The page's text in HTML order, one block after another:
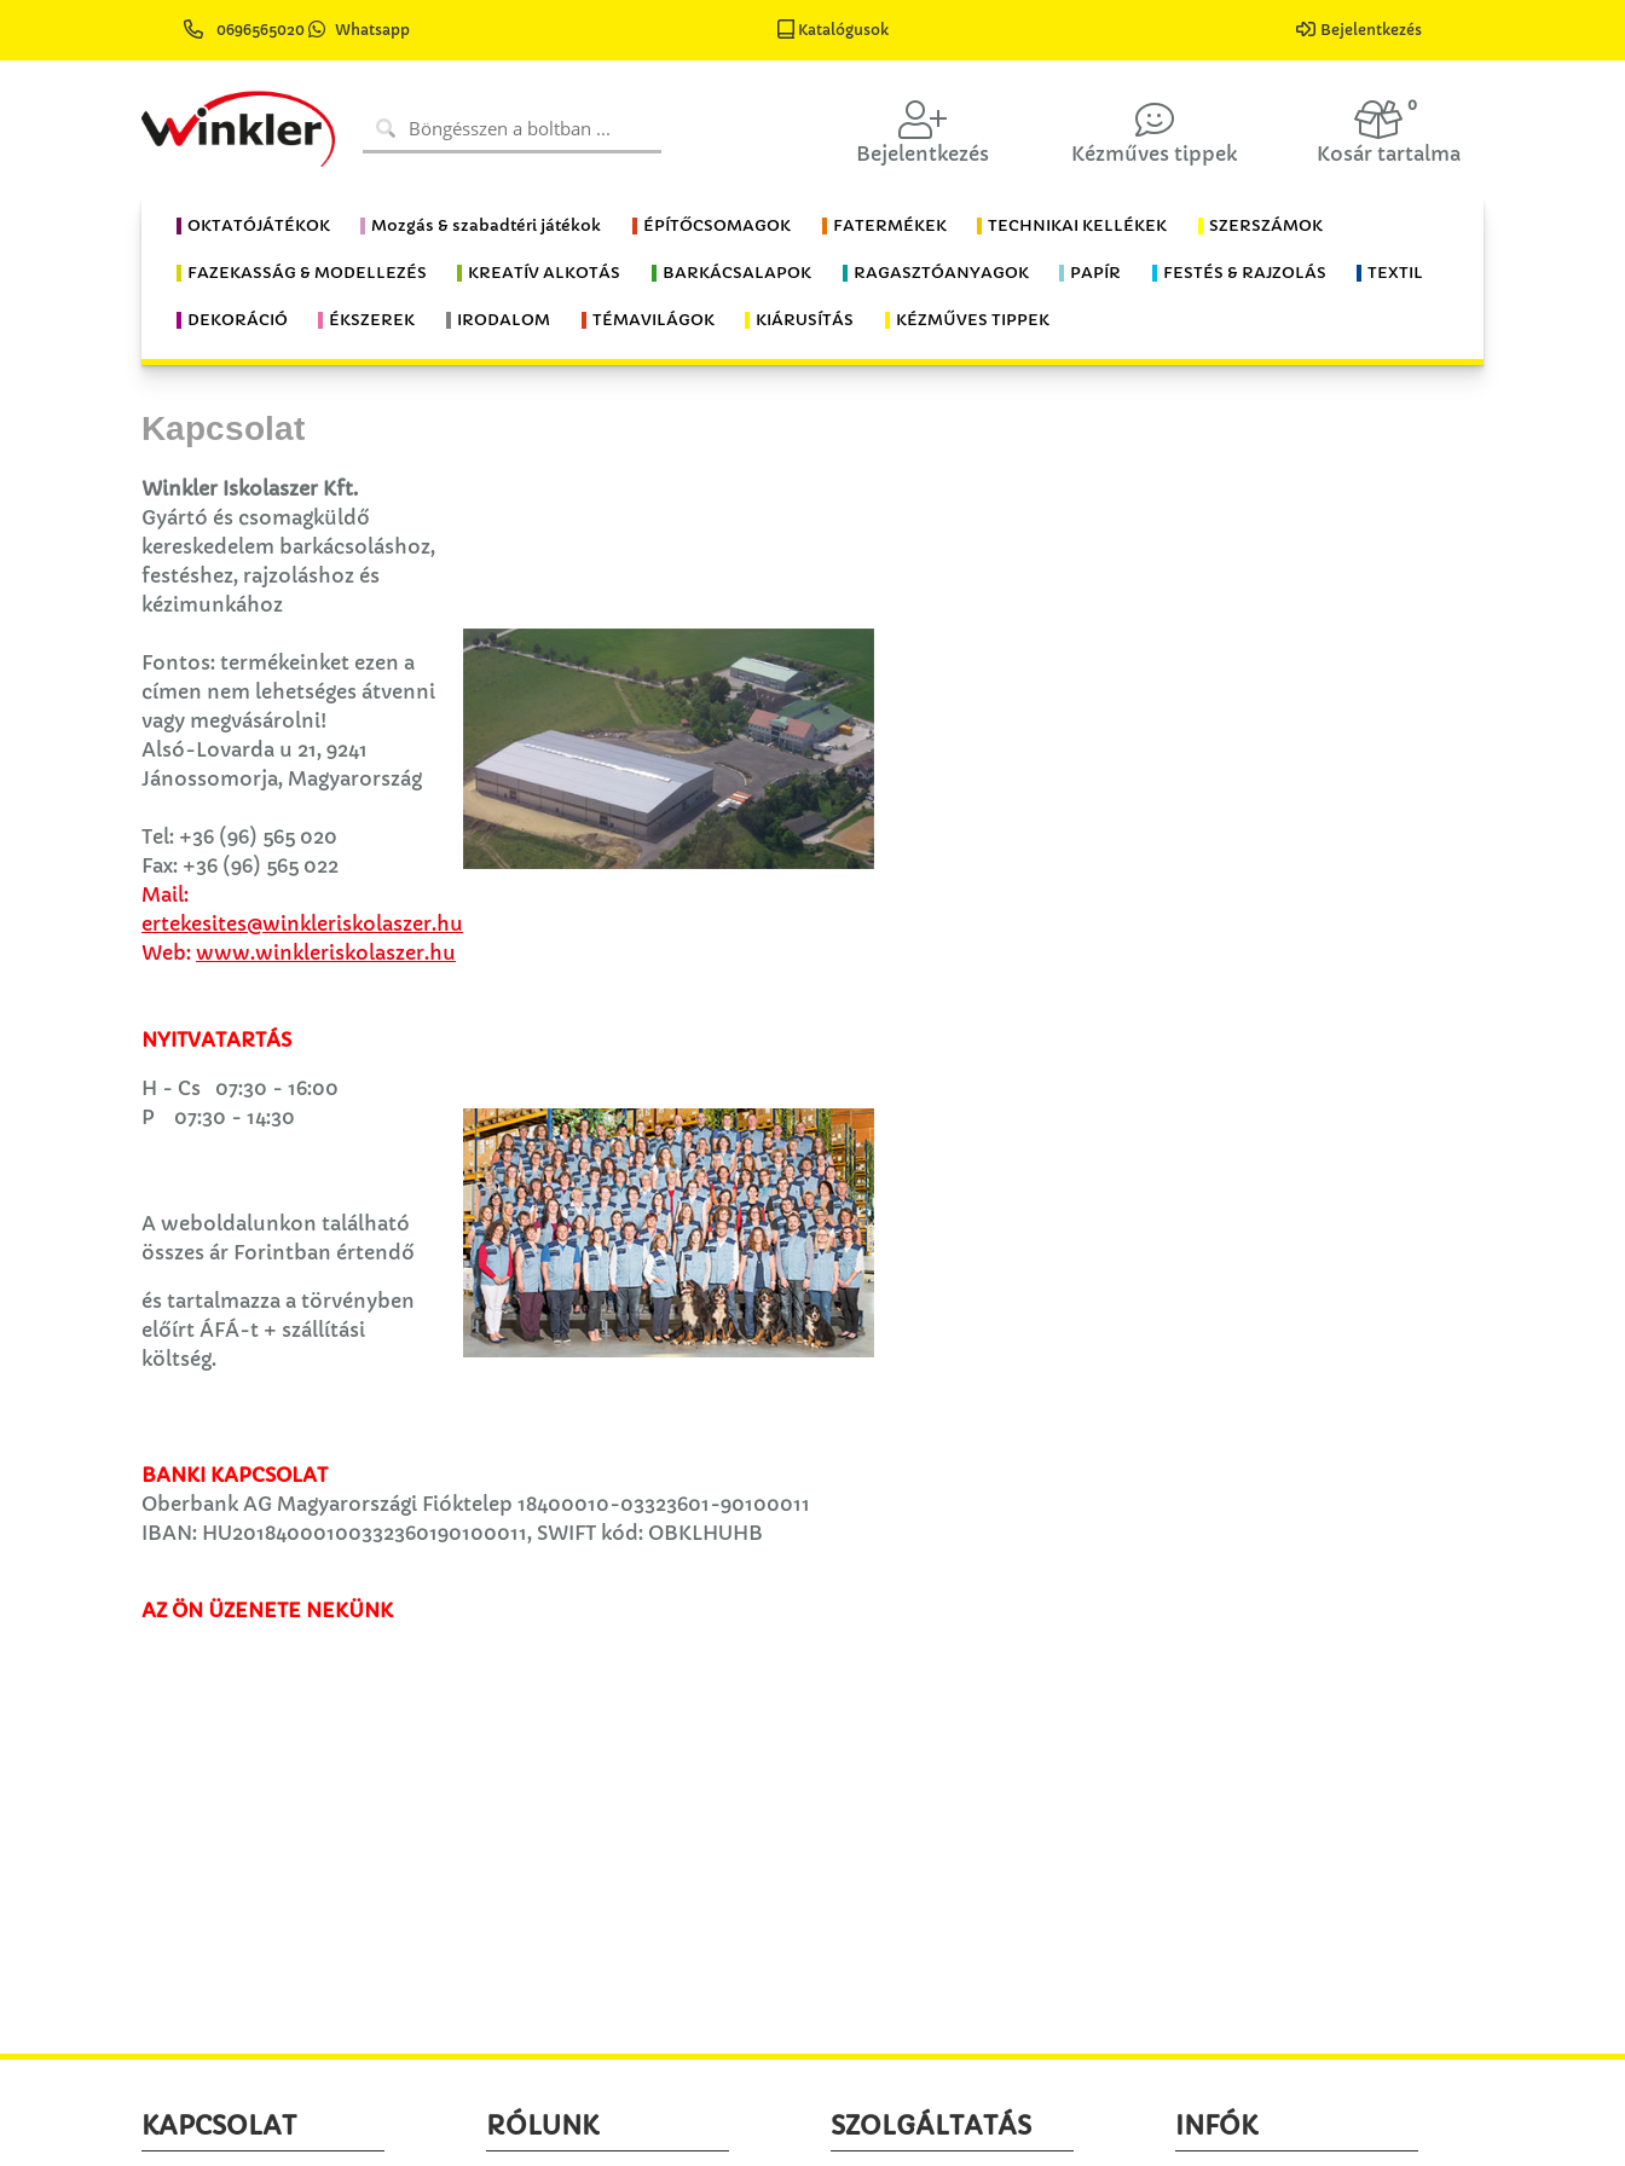
0696565020 Whatsapp Katalógusok Bejelentkezés
Bejelentkezés Kézműves tippek
0
Kosár tartalma
OKTATÓJÁTÉKOK Mozgás & szabadtéri játékok ÉPÍTŐCSOMAGOK FATERMÉKEK TECHNIKAI KELLÉKEK SZERSZÁMOK
FAZEKASSÁG & MODELLEZÉS KREATÍV ALKOTÁS BARKÁCSALAPOK RAGASZTÓANYAGOK PAPÍR FESTÉS & RAJZOLÁS TEXTIL
DEKORÁCIÓ ÉKSZEREK IRODALOM TÉMAVILÁGOK KIÁRUSÍTÁS KÉZMŰVES TIPPEK
Kapcsolat
Winkler Iskolaszer Kft.
Gyártó és csomagküldő
kereskedelem barkácsoláshoz,
festéshez, rajzoláshoz és
kézimunkához
Fontos: termékeinket ezen a
címen nem lehetséges átvenni
vagy megvásárolni!
Alsó-Lovarda u 21, 9241
Jánossomorja, Magyarország
Tel: +36 (96) 565 020
Fax: +36 (96) 565 022
Mail:
ertekesites@winkleriskolaszer.hu
Web: www.winkleriskolaszer.hu
NYITVATARTÁS
H - Cs 07:30 - 16:00
P 07:30 - 14:30
A weboldalunkon található
összes ár Forintban értendő
és tartalmazza a törvényben
előírt ÁFÁ-t + szállítási
költség.
BANKI KAPCSOLAT
Oberbank AG Magyarországi Fióktelep 18400010-03323601-90100011
IBAN: HU20184000100332360190100011, SWIFT kód: OBKLHUHB
AZ ÖN ÜZENETE NEKÜNK
KAPCSOLAT RÓLUNK SZOLGÁLTATÁS INFÓK